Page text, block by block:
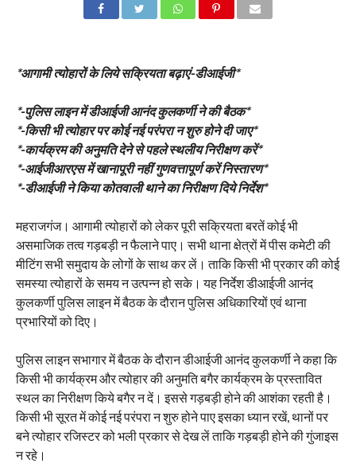
*आगामी त्योहारों के लिये सक्रियता बढ़ाएं-डीआईजी*
*-पुलिस लाइन में डीआईजी आनंद कुलकर्णी ने की बैठक*
*-किसी भी त्योहार पर कोई नई परंपरा न शुरु होने दी जाए*
*-कार्यक्रम की अनुमति देने से पहले स्थलीय निरीक्षण करें*
*-आईजीआरएस में खानापूरी नहीं गुणवत्तापूर्ण करें निस्तारण*
*-डीआईजी ने किया कोतवाली थाने का निरीक्षण दिये निर्देश*
महराजगंज। आगामी त्योहारों को लेकर पूरी सक्रियता बरतें कोई भी
असमाजिक तत्व गड़बड़ी न फैलाने पाए। सभी थाना क्षेत्रों में पीस कमेटी की
मीटिंग सभी समुदाय के लोगों के साथ कर लें। ताकि किसी भी प्रकार की कोई
समस्या त्योहारों के समय न उत्पन्न हो सके। यह निर्देश डीआईजी आनंद
कुलकर्णी पुलिस लाइन में बैठक के दौरान पुलिस अधिकारियों एवं थाना
प्रभारियों को दिए।
पुलिस लाइन सभागार में बैठक के दौरान डीआईजी आनंद कुलकर्णी ने कहा कि
किसी भी कार्यक्रम और त्योहार की अनुमति बगैर कार्यक्रम के प्रस्तावित
स्थल का निरीक्षण किये बगैर न दें। इससे गड़बड़ी होने की आशंका रहती है।
किसी भी सूरत में कोई नई परंपरा न शुरु होने पाए इसका ध्यान रखें, थानों पर
बने त्योहार रजिस्टर को भली प्रकार से देख लें ताकि गड़बड़ी होने की गुंजाइस
न रहे।